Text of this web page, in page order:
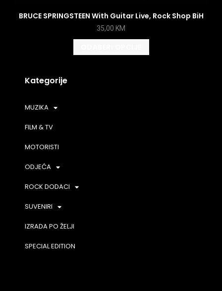
Kategorije
MUZIKA
FILM & TV
MOTORISTI
ODJEĆA
ROCK DODACI
SUVENIRI
IZRADA PO ŽELJI
SPECIAL EDITION
BRUCE SPRINGSTEEN With Guitar Live, Rock Shop BiH
35,00 KM